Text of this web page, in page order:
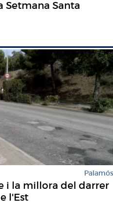
Setmana Santa
Palamós
i la millora del darrer
l'Est